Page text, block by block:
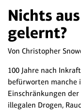
Nichts
gelernt?
Von Christopher
100 Jahre nach
befürworten manche
Einschränkungen
illegalen Drogen,